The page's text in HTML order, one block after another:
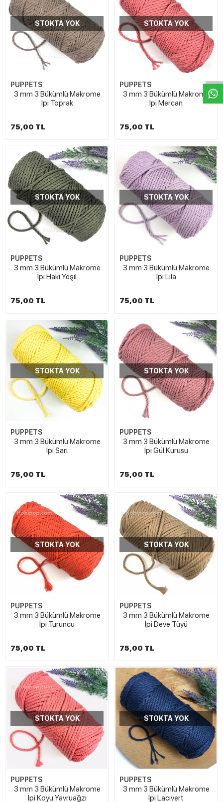
W
h
t
s
a
p
p
D
e
s
e
H
a
t
t
STOKTA YOK
PUPPETS
3 mm 3 Bükümlü Makrome
İpi Toprak
75,00 TL
STOKTA YOK
PUPPETS
3 mm 3 Bükümlü Makrome
İpi Mercan
75,00 TL
STOKTA YOK
PUPPETS
3 mm 3 Bükümlü Makrome
İpi Haki Yeşil
75,00 TL
STOKTA YOK
PUPPETS
3 mm 3 Bükümlü Makrome
İpi Lila
75,00 TL
STOKTA YOK
PUPPETS
3 mm 3 Bükümlü Makrome
İpi Sarı
75,00 TL
STOKTA YOK
PUPPETS
3 mm 3 Bükümlü Makrome
İpi Gül Kurusu
75,00 TL
STOKTA YOK
PUPPETS
3 mm 3 Bükümlü Makrome
İpi Turuncu
75,00 TL
STOKTA YOK
PUPPETS
3 mm 3 Bükümlü Makrome
İpi Deve Tüyü
75,00 TL
STOKTA YOK
PUPPETS
3 mm 3 Bükümlü Makrome
İpi Koyu Yavruağzı
STOKTA YOK
PUPPETS
3 mm 3 Bükümlü Makrome
İpi Lacivert